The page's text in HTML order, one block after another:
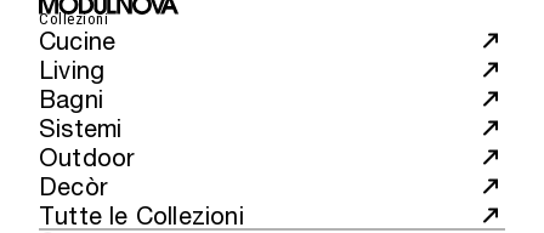
Collezioni
Cucine
Living
Bagni
Sistemi
Outdoor
Decòr
Tutte le Collezioni